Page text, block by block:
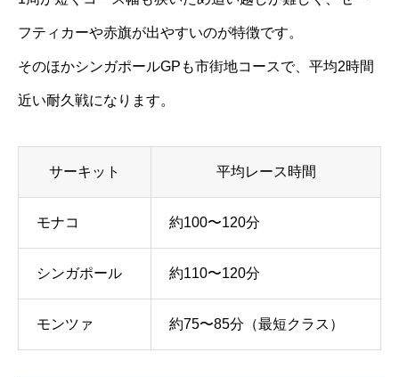
フティカーや赤旗が出やすいのが特徴です。
そのほかシンガポールGPも市街地コースで、平均2時間
近い耐久戦になります。
サーキット 平均レース時間
モナコ 約100〜120分
シンガポール 約110〜120分
モンツァ 約75〜85分（最短クラス）